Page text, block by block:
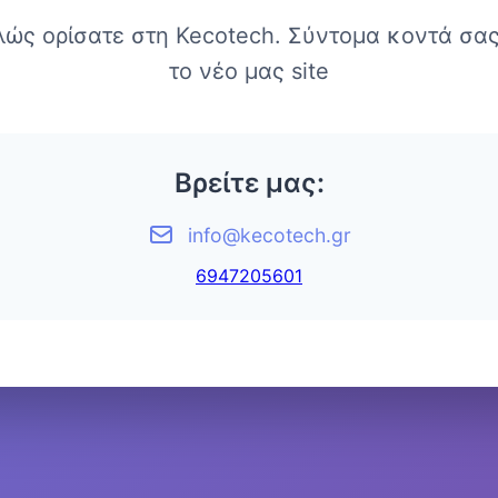
ορίσατε στη Kecotech. Σύντομα κοντά
το νέο μας site
Βρείτε μας:
info@kecotech.gr
6947205601